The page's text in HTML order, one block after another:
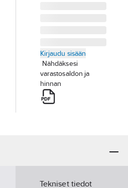
Kirjaudu sisään
Nähdäksesi
varastosaldon ja
hinnan
Tekniset tiedot